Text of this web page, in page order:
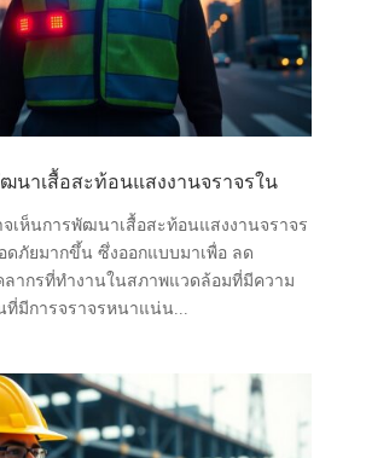
นาเสื้อสะท้อนแสงงานจราจรใน
เห็นการพัฒนาเสื้อสะท้อนแสงงานจราจร
ภัยมากขึ้น ซึ่งออกแบบมาเพื่อ ลด
ลากรที่ทำงานในสภาพแวดล้อมที่มีความ
ที่มีการจราจรหนาแน่น...